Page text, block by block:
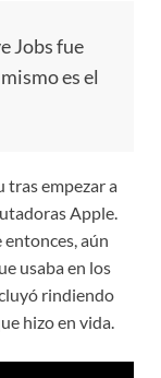
Jobs fue
es el
tras empezar a
Apple.
aún
usaba en los
rindiendo
hizo en vida.